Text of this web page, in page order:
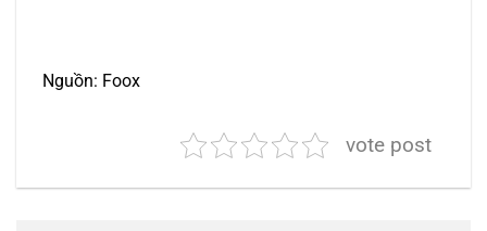
Nguồn: Foox
vote post